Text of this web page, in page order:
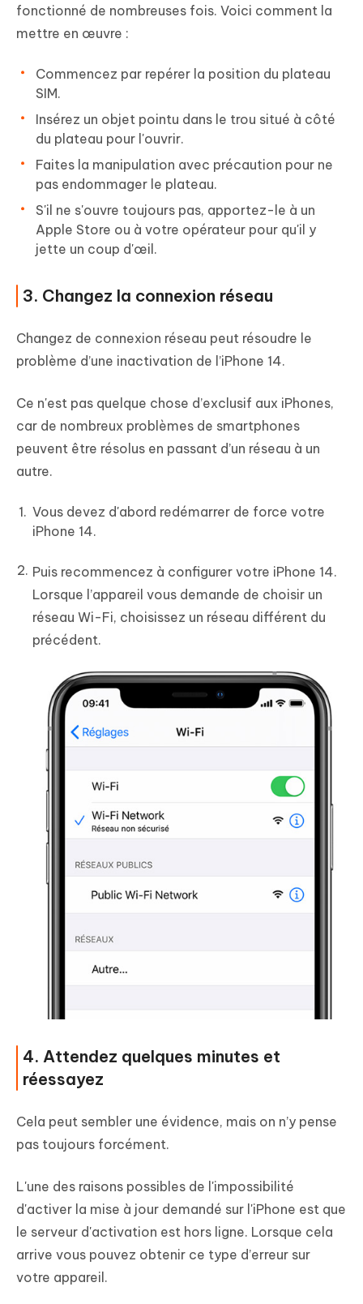
fonctionné de nombreuses fois. Voici comment la
mettre en œuvre :
Commencez par repérer la position du plateau
SIM.
Insérez un objet pointu dans le trou situé à côté
du plateau pour l'ouvrir.
Faites la manipulation avec précaution pour ne
pas endommager le plateau.
S'il ne s'ouvre toujours pas, apportez-le à un
Apple Store ou à votre opérateur pour qu'il y
jette un coup d'œil.
3. Changez la connexion réseau
Changez de connexion réseau peut résoudre le
problème d’une inactivation de l’iPhone 14.
Ce n'est pas quelque chose d’exclusif aux iPhones,
car de nombreux problèmes de smartphones
peuvent être résolus en passant d’un réseau à un
autre.
Vous devez d'abord redémarrer de force votre
iPhone 14.
Puis recommencez à configurer votre iPhone 14.
Lorsque l’appareil vous demande de choisir un
réseau Wi-Fi, choisissez un réseau différent du
précédent.
4. Attendez quelques minutes et
réessayez
Cela peut sembler une évidence, mais on n’y pense
pas toujours forcément.
L'une des raisons possibles de l'impossibilité
d'activer la mise à jour demandé sur l'iPhone est que
le serveur d'activation est hors ligne. Lorsque cela
arrive vous pouvez obtenir ce type d’erreur sur
votre appareil.